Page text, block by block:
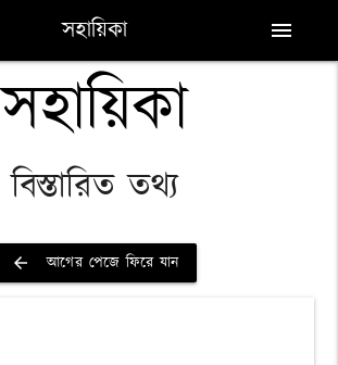
সহায়িকা menu
সহায়িকা
বিস্তারিত তথ্য
arrow_back আগের পেজে ফিরে যান